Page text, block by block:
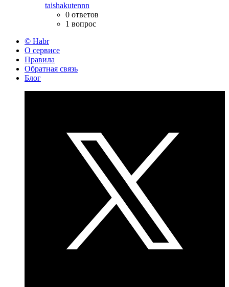
taishakutennn
0 ответов
1 вопрос
© Habr
О сервисе
Правила
Обратная связь
Блог